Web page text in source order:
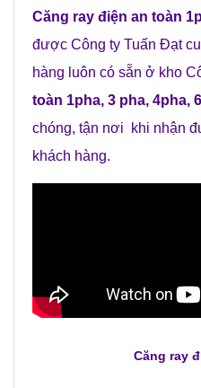
Căng ray điện an toàn
được Công ty Tuấn Đạt
hàng luôn có sẵn ở kho
toàn 1pha, 3 pha, 4pha,
chóng, tận nơi khi nhận
khách hàng.
Căng ray